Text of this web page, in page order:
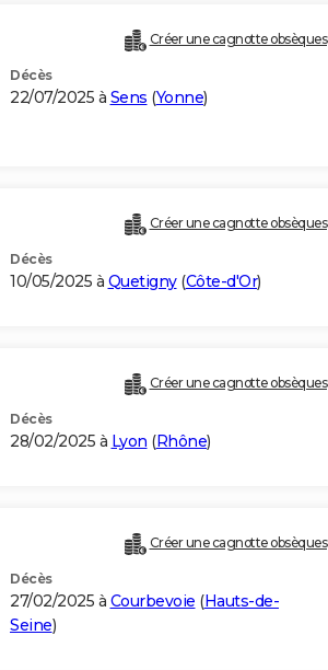
Créer une cagnotte obsèques
Décès
22/07/2025 à Sens (Yonne)
Créer une cagnotte obsèques
Décès
10/05/2025 à Quetigny(Côte-d'Or)
Créer une cagnotte obsèques
Décès
28/02/2025 à Lyon (Rhône)
Créer une cagnotte obsèques
Décès
27/02/2025 à Courbevoie (Hauts-de-
Seine)